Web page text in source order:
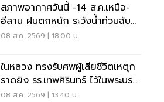
สภาพอากาศวันนี้ -14 ส.ค.เหนือ-
อีสาน ฝนตกหนัก ระวังน้ำท่วมฉับ
พลัน น้ำป่าไหลหลาก
08 ส.ค. 2569 | 18:00 น.
ในหลวง ทรงรับศพผู้เสียชีวิตเหตุก
ราดยิง รร.เทพศิรินทร์ ไว้ในพระบรม
ราชานุเคราะห์
08 ส.ค. 2569 | 13:40 น.